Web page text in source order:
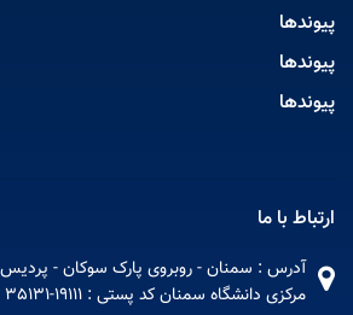
پیوندها
پیوندها
پیوندها
ارتباط با ما
آدرس : سمنان - روبروی پارک سوکان -
مرکزی دانشگاه سمنان کد پستی : 19111-35131